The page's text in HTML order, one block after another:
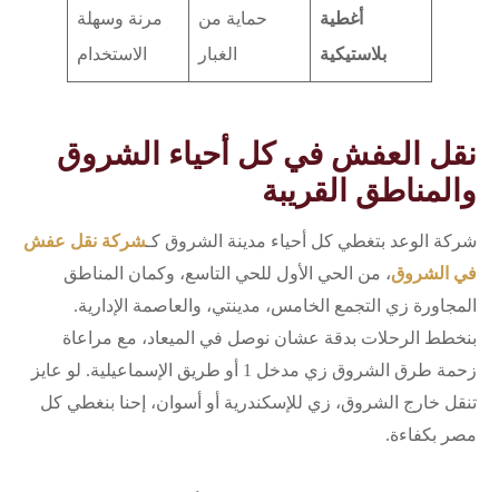
أغطية
بلاستيكية
حماية من
الغبار
مرنة وسهلة
الاستخدام
نقل العفش في كل أحياء الشروق
والمناطق القريبة
شركة الوعد بتغطي كل أحياء مدينة الشروق كـشركة نقل عفش
في الشروق، من الحي الأول للحي التاسع، وكمان المناطق
المجاورة زي التجمع الخامس، مدينتي، والعاصمة الإدارية.
بنخطط الرحلات بدقة عشان نوصل في الميعاد، مع مراعاة
زحمة طرق الشروق زي مدخل 1 أو طريق الإسماعيلية. لو عايز
تنقل خارج الشروق، زي للإسكندرية أو أسوان، إحنا بنغطي كل
مصر بكفاءة.